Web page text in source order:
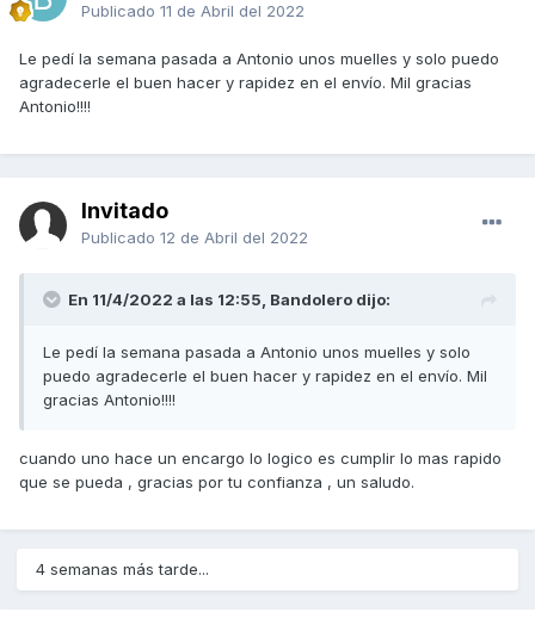
Publicado 11 de Abril del 2022
Le pedí la semana pasada a Antonio unos muelles y solo puedo
agradecerle el buen hacer y rapidez en el envío. Mil gracias
Antonio!!!!
Invitado
Publicado 12 de Abril del 2022
En 11/4/2022 a las 12:55, Bandolero dijo:
Le pedí la semana pasada a Antonio unos muelles y solo
puedo agradecerle el buen hacer y rapidez en el envío. Mil
gracias Antonio!!!!
cuando uno hace un encargo lo logico es cumplir lo mas rapido
que se pueda , gracias por tu confianza , un saludo.
4 semanas más tarde...